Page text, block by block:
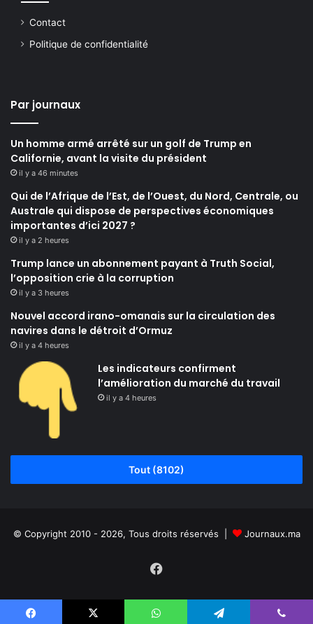
Contact
Politique de confidentialité
Par journaux
Un homme armé arrêté sur un golf de Trump en
Californie, avant la visite du président
il y a 46 minutes
Qui de l’Afrique de l’Est, de l’Ouest, du Nord, Centrale, ou
Australe qui dispose de perspectives économiques
importantes d’ici 2027 ?
il y a 2 heures
Trump lance un abonnement payant à Truth Social,
l’opposition crie à la corruption
il y a 3 heures
Nouvel accord irano-omanais sur la circulation des
navires dans le détroit d’Ormuz
il y a 4 heures
Les indicateurs confirment
l’amélioration du marché du travail
il y a 4 heures
Tout (8102)
© Copyright 2010 - 2026, Tous droits réservés | Journaux.ma
Facebook